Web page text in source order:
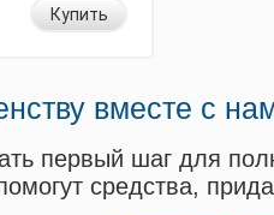
Купить
вместе с
первый шаг для
средства,